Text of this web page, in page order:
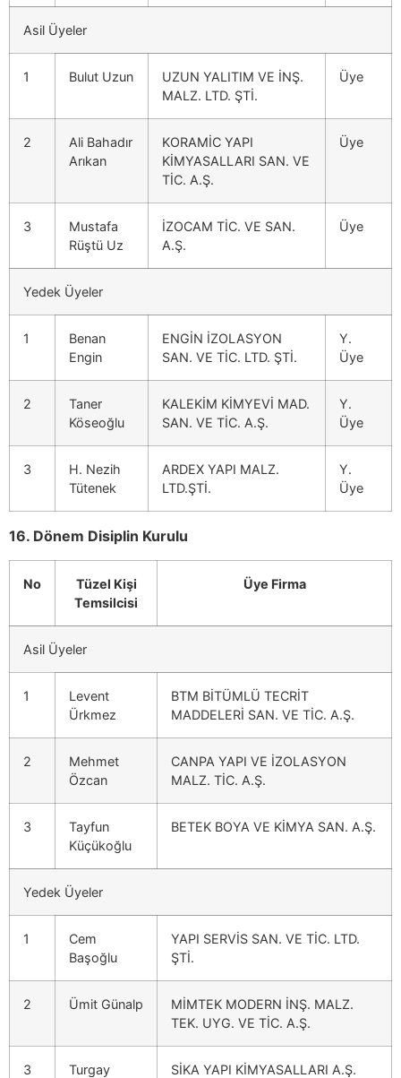
Asil Üyeler
1 Bulut Uzun
UZUN YALITIM VE İNŞ.
MALZ. LTD. ŞTİ.
Üye
2
Ali Bahadır
Arıkan
KORAMİC YAPI
KİMYASALLARI SAN. VE
TİC. A.Ş.
Üye
3
Mustafa
Rüştü Uz
İZOCAM TİC. VE SAN.
A.Ş.
Üye
Yedek Üyeler
1
Benan
Engin
ENGİN İZOLASYON
SAN. VE TİC. LTD. ŞTİ.
Y.
Üye
2
Taner
Köseoğlu
KALEKİM KİMYEVİ MAD.
SAN. VE TİC. A.Ş.
Y.
Üye
3
H. Nezih
Tütenek
ARDEX YAPI MALZ.
LTD.ŞTİ.
Y.
Üye
16. Dönem Disiplin Kurulu
No
Tüzel Kişi
Temsilcisi
Üye Firma
Asil Üyeler
1
Levent
Ürkmez
BTM BİTÜMLÜ TECRİT
MADDELERİ SAN. VE TİC. A.Ş.
2
Mehmet
Özcan
CANPA YAPI VE İZOLASYON
MALZ. TİC. A.Ş.
3
Tayfun
Küçükoğlu
BETEK BOYA VE KİMYA SAN. A.Ş.
Yedek Üyeler
1
Cem
Başoğlu
YAPI SERVİS SAN. VE TİC. LTD.
ŞTİ.
2 Ümit Günalp
MİMTEK MODERN İNŞ. MALZ.
TEK. UYG. VE TİC. A.Ş.
3
Turgay
SİKA YAPI KİMYASALLARI A.Ş.